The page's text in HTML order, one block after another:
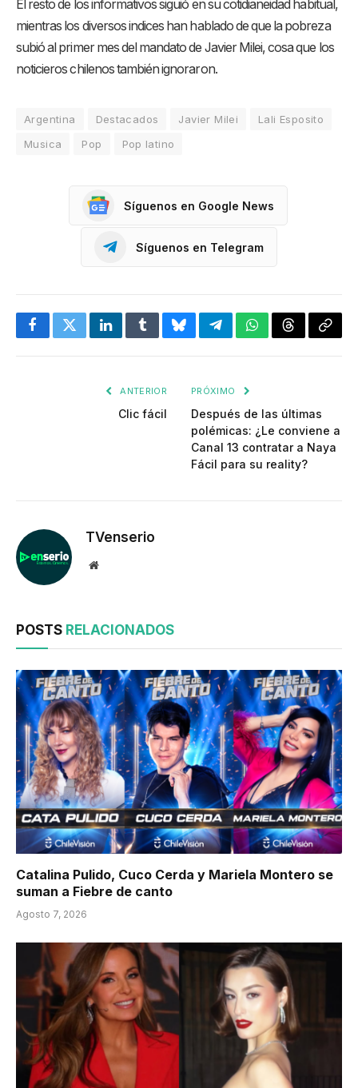
El resto de los informativos siguió en su cotidianeidad habitual,
mientras los diversos indices han hablado de que la pobreza
subió al primer mes del mandato de Javier Milei, cosa que los
noticieros chilenos también ignoraron.
Argentina Destacados Javier Milei
Lali Esposito
Musica
Pop Pop latino
Síguenos en Google News
Síguenos en Telegram
FacebookTwitterLinkedInTumblrBlueskyTelegramWhatsApp
Threads
ANTERIOR
Clic fácil
PRÓXIMO
Después de las últimas
polémicas: ¿Le conviene a
Canal 13 contratar a Naya
Fácil para su reality?
TVenserio
Website
POSTS RELACIONADOS
Catalina Pulido, Cuco Cerda y Mariela Montero se
suman a Fiebre de canto
Agosto 7, 2026